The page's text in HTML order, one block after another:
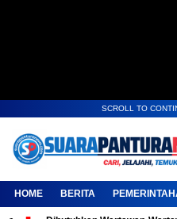
SCROLL TO
HOME BERITA